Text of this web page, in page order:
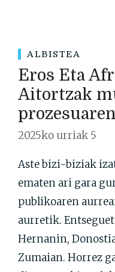
ALBISTEA
Eros Eta
Aitortzak
2025ko urriak 5
Aste bizi-biziak
ematen ari gara
publikoaren
aurretik.
Hernanin,
Zumaian. Horrez